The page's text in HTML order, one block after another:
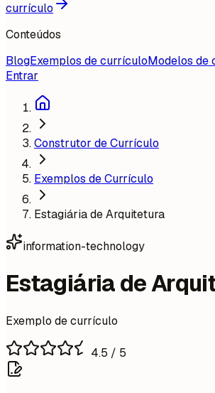
currículo
Conteúdos
BlogExemplos de currículoModelos de
Entrar
Construtor de Currículo
Exemplos de Currículo
Estagiária de Arquitetura
information-technology
Estagiária de
Exemplo de currículo
4.5 / 5